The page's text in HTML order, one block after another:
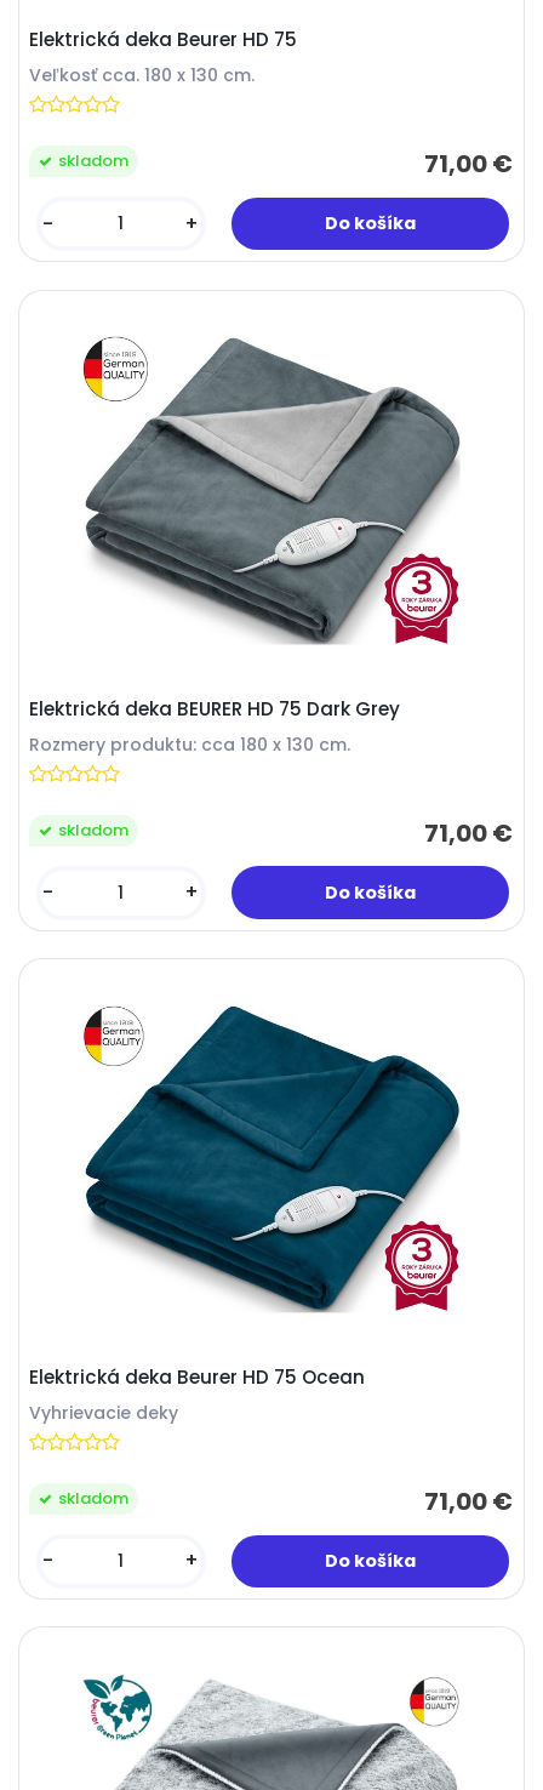
Elektrická deka Beurer HD 75
Veľkosť cca. 180 x 130 cm.
71,00 €
skladom
- +
Elektrická deka BEURER HD 75 Dark Grey
Rozmery produktu: cca 180 x 130 cm.
71,00 €
skladom
- +
Elektrická deka Beurer HD 75 Ocean
Vyhrievacie deky
71,00 €
skladom
- +